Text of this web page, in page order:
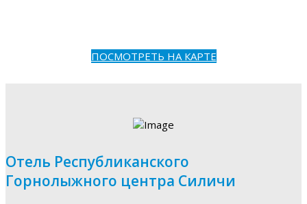
ПОСМОТРЕТЬ НА КАРТЕ
Отель Республиканского
Горнолыжного центра Силичи